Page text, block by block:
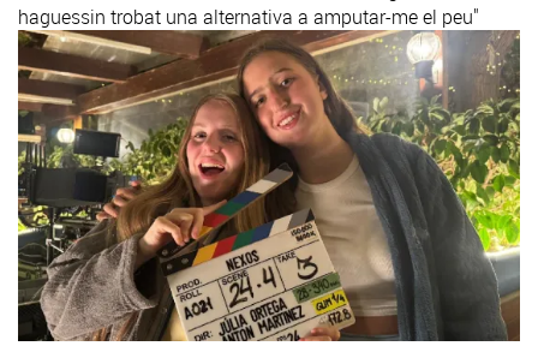
haguessin trobat una alternativa a amputar-me el peu"